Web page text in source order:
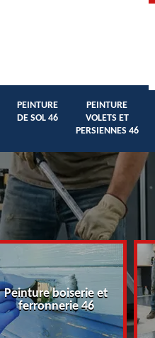
PEINTURE
DE SOL 46
PEINTURE
VOLETS ET
PERSIENNES 46
Peinture boiserie et
ferronnerie 46